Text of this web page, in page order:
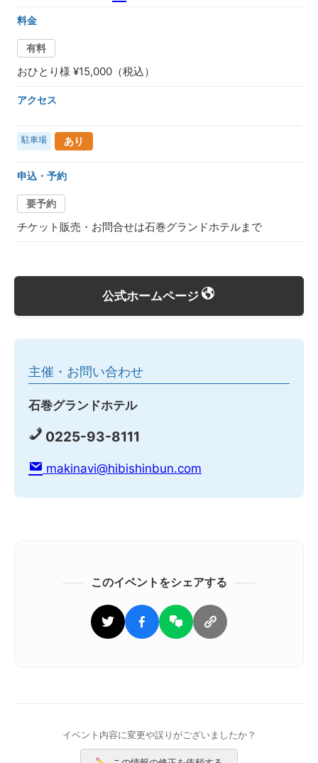
料金
有料
おひとり様 ¥15,000（税込）
アクセス
駐車場 あり
申込・予約
要予約
チケット販売・お問合せは石巻グランドホテルまで
公式ホームページ
主催・お問い合わせ
石巻グランドホテル
0225-93-8111
makinavi@hibishinbun.com
このイベントをシェアする
イベント内容に変更や誤りがございましたか？